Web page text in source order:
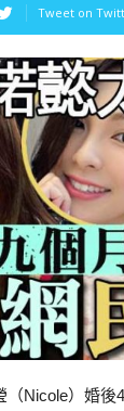
Tweet on
Nicole）婚